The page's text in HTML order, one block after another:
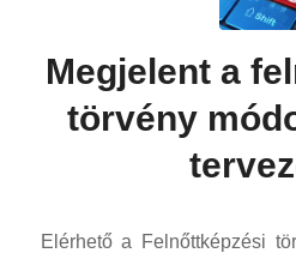
Megjelent a
törvény
Elérhető a Felnőttképzési